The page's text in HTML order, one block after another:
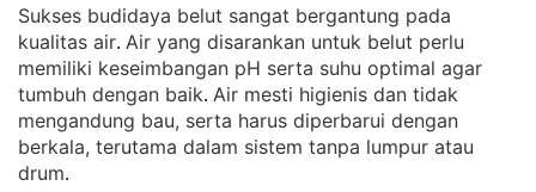
Sukses budidaya belut sangat bergantung pada
kualitas air. Air yang disarankan untuk belut perlu
memiliki keseimbangan pH serta suhu optimal agar
tumbuh dengan baik. Air mesti higienis dan tidak
mengandung bau, serta harus diperbarui dengan
berkala, terutama dalam sistem tanpa lumpur atau
drum.